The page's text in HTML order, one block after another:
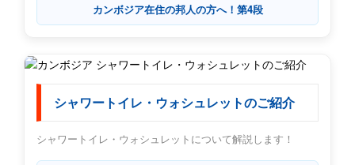
カンボジア在住の邦人の方へ！第4段
シャワートイレ・ウォシュレットのご紹介
シャワートイレ・ウォシュレットについて解説します！